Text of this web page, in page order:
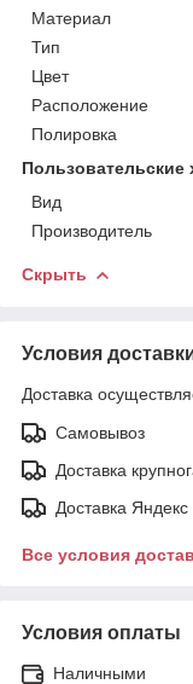
Материал
Тип
Цвет
Расположение
Полировка
Пользовательские
Вид
Производитель
Скрыть
Условия
Доставка
Самовывоз
Доставка
Доставка
Все условия
Условия оплаты
Наличными